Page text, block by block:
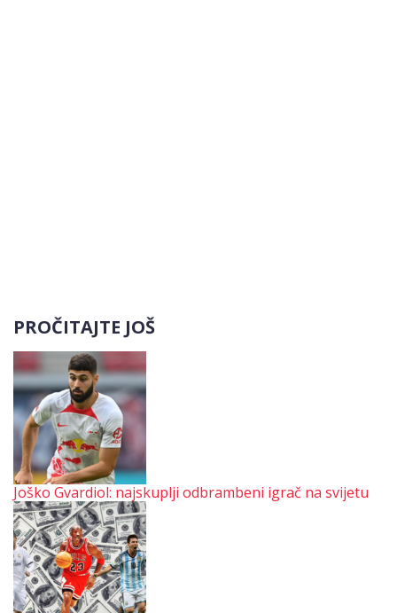
PROČITAJTE JOŠ
Joško Gvardiol: najskuplji odbrambeni igrač na svijetu